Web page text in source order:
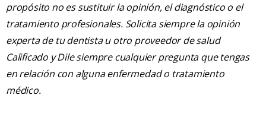
propósito no es sustituir la opinión, el diagnóstico o el
tratamiento profesionales. Solicita siempre la opinión
experta de tu dentista u otro proveedor de salud
Calificado y Dile siempre cualquier pregunta que tengas
en relación con alguna enfermedad o tratamiento
médico.